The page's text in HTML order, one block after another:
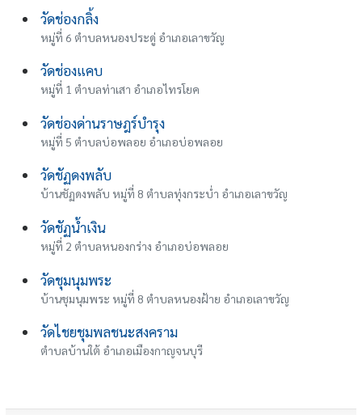
วัดช่องกลิ้ง
หมู่ที่ 6 ตำบลหนองประดู่ อำเภอเลาขวัญ
วัดช่องแคบ
หมู่ที่ 1 ตำบลท่าเสา อำเภอไทรโยค
วัดช่องด่านราษฎร์บำรุง
หมู่ที่ 5 ตำบลบ่อพลอย อำเภอบ่อพลอย
วัดชัฏดงพลับ
บ้านชัฏดงพลับ หมู่ที่ 8 ตำบลทุ่งกระบ่ำ อำเภอเลาขวัญ
วัดชัฏน้ำเงิน
หมู่ที่ 2 ตำบลหนองกร่าง อำเภอบ่อพลอย
วัดชุมนุมพระ
บ้านชุมนุมพระ หมู่ที่ 8 ตำบลหนองฝ้าย อำเภอเลาขวัญ
วัดไชยชุมพลชนะสงคราม
ตำบลบ้านใต้ อำเภอเมืองกาญจนบุรี